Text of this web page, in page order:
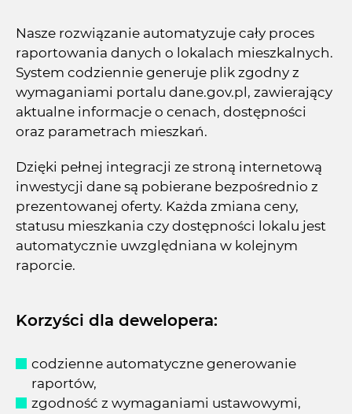
Nasze rozwiązanie automatyzuje cały proces
raportowania danych o lokalach mieszkalnych.
System codziennie generuje plik zgodny z
wymaganiami portalu dane.gov.pl, zawierający
aktualne informacje o cenach, dostępności
oraz parametrach mieszkań.
Dzięki pełnej integracji ze stroną internetową
inwestycji dane są pobierane bezpośrednio z
prezentowanej oferty. Każda zmiana ceny,
statusu mieszkania czy dostępności lokalu jest
automatycznie uwzględniana w kolejnym
raporcie.
Korzyści dla dewelopera:
codzienne automatyczne generowanie
raportów,
zgodność z wymaganiami ustawowymi,